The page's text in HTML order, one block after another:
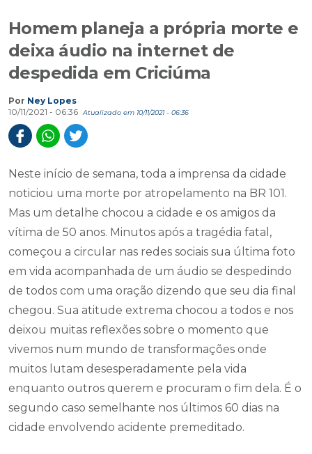
Homem planeja a própria morte e
deixa áudio na internet de
despedida em Criciúma
Por Ney Lopes
10/11/2021 - 06:36
Atualizado em 10/11/2021 - 06:36
Neste início de semana, toda a imprensa da cidade
noticiou uma morte por atropelamento na BR 101.
Mas um detalhe chocou a cidade e os amigos da
vítima de 50 anos. Minutos após a tragédia fatal,
começou a circular nas redes sociais sua última foto
em vida acompanhada de um áudio se despedindo
de todos com uma oração dizendo que seu dia final
chegou. Sua atitude extrema chocou a todos e nos
deixou muitas reflexões sobre o momento que
vivemos num mundo de transformações onde
muitos lutam desesperadamente pela vida
enquanto outros querem e procuram o fim dela. É o
segundo caso semelhante nos últimos 60 dias na
cidade envolvendo acidente premeditado.